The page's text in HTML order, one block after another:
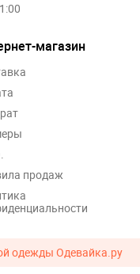
магазин
продаж
одежды Одевайка.ру